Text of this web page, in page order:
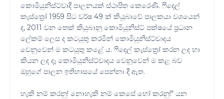
කොමියුනිස්ට්වාදී පාලනයක් ස්ථාපිත කෙරෙණි. ෆිදෙල්
කැස්ත්‍රෝ 1959 සිට වර්ෂ 49 ක් කියුබාවේ පාලකයා වශයෙන්
ද, 2011 වන තෙක් කියුබානු කොමියුනිස්ට් පක්ෂයේ ප්‍රධාන
ලේකම් ලෙස ද කටයුතු කරමින් කොමියුනිස්ට්වාදය
වෙනුවෙන් ම කටයුතු කළේ ය. ෆිදෙල් කැස්ත්‍රෝ කරන ලද හා
කියන ලද දෑ කොමියුනිස්ට්වාදය වෙනුවෙන් ම කළ බව
ඔහුගේ පාලන ඉතිහාසයේ පෙන්නා දී ඇත.
හැකි නම් කරනු! නොහැකි නම් කෙසේ හෝ කරනු!" යන